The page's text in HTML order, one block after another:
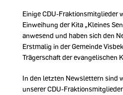
Einige CDU-Fraktionsmitglieder
Einweihung der Kita „Kleines
anwesend und haben sich den
Erstmalig in der Gemeinde
Trägerschaft der evangelischen
In den letzten Newslettern sind
unserer CDU-